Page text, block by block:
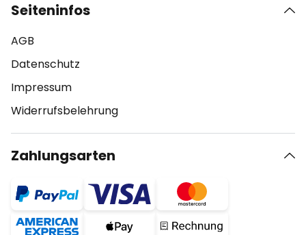
Seiteninfos
AGB
Datenschutz
Impressum
Widerrufsbelehrung
Zahlungsarten